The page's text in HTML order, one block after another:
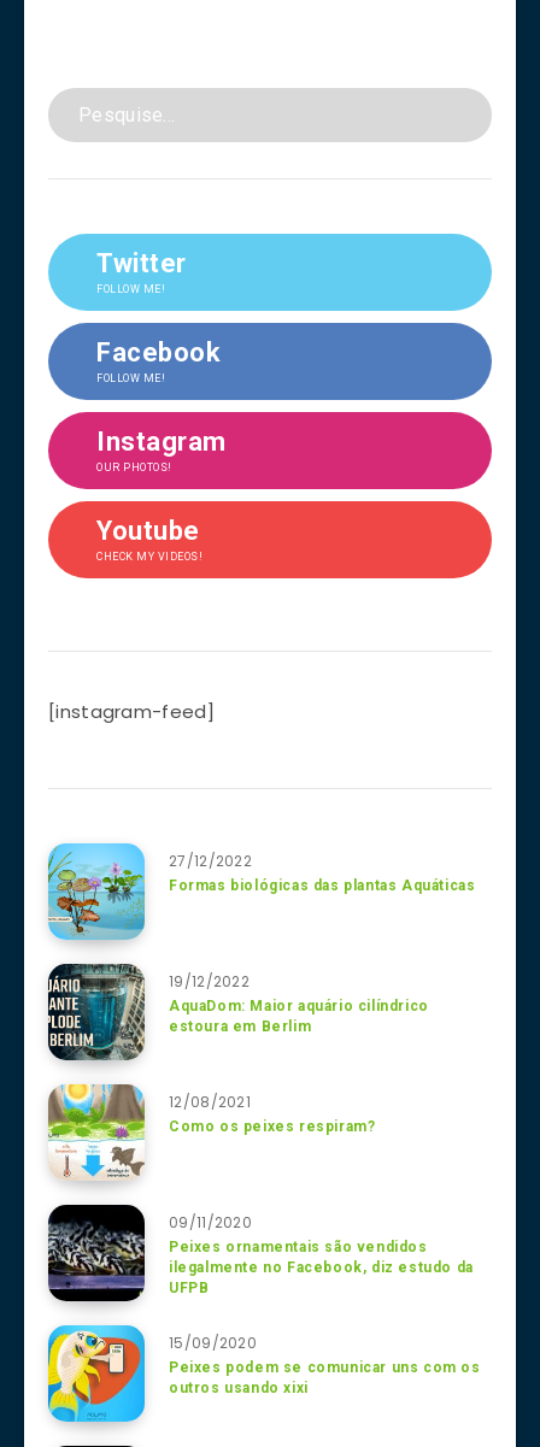
Twitter
FOLLOW ME!
Facebook
FOLLOW ME!
Instagram
OUR PHOTOS!
Youtube
CHECK MY VIDEOS!
[instagram-feed]
27/12/2022
Formas biológicas das plantas Aquáticas
19/12/2022
AquaDom: Maior aquário cilíndrico
estoura em Berlim
12/08/2021
Como os peixes respiram?
09/11/2020
Peixes ornamentais são vendidos
ilegalmente no Facebook, diz estudo da
UFPB
15/09/2020
Peixes podem se comunicar uns com os
outros usando xixi